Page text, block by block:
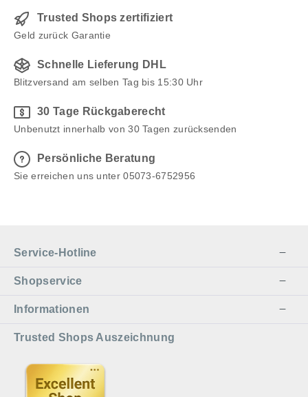
Trusted Shops zertifiziert
Geld zurück Garantie
Schnelle Lieferung DHL
Blitzversand am selben Tag bis 15:30 Uhr
30 Tage Rückgaberecht
Unbenutzt innerhalb von 30 Tagen zurücksenden
Persönliche Beratung
Sie erreichen uns unter 05073-6752956
Service-Hotline
Shopservice
Informationen
Trusted Shops Auszeichnung